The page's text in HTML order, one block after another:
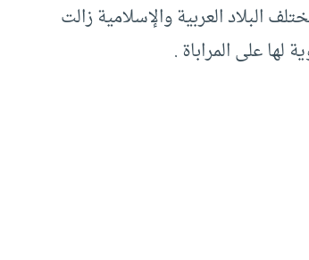
البلاد العربية والإسلامية زالت
لها على المراباة .